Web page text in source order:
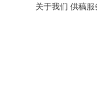
关于我们 供稿服